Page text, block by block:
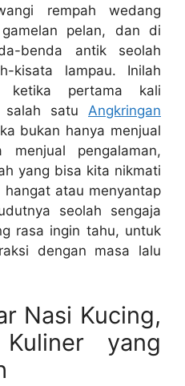
rempah wedang
pelan, dan di
benda antik seolah
kisata lampau. Inilah
ketika pertama kali
salah satu Angkringan
bukan hanya menjual
pengalaman,
yang bisa kita nikmati
atau menyantap
seolah sengaja
rasa ingin tahu, untuk
dengan masa lalu
Nasi Kucing,
yang